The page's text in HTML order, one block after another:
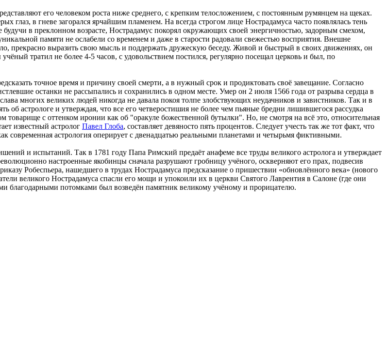
его человеком роста ниже среднего, с крепким телосложением, с постоянным румянцем на щеках.
в гневе загорался ярчайшим пламенем. На всегда строгом лице Нострадамуса часто появлялась тень
в преклонном возрасте, Нострадамус покорял окружающих своей энергичностью, задорным смехом,
памяти не ослабели со временем и даже в старости радовали свежестью восприятия. Внешне
прекрасно выразить свою мысль и поддержать дружескую беседу. Живой и быстрый в своих движениях, он
тратил не более 4-5 часов, с удовольствием постился, регулярно посещал церковь и был, по
точное время и причину своей смерти, а в нужный срок и продиктовать своё завещание. Согласно
останки не рассыпались и сохранились в одном месте. Умер он 2 июля 1566 года от разрыва сердца в
многих великих людей никогда не давала покоя толпе злобствующих неудачников и завистников. Так и в
об астрологе и утверждая, что все его четверостишия не более чем пьяные бредни лишившегося рассудка
с оттенком иронии как об "оракуле божественной бутылки". Но, не смотря на всё это, относительная
известный астролог Павел Глоба, составляет девяносто пять процентов. Следует учесть так же тот факт, что
современная астрология оперирует с двенадцатью реальными планетами и четырьмя фиктивными.
и испытаний. Так в 1781 году Папа Римский предаёт анафеме все труды великого астролога и утверждает
настроенные якобинцы сначала разрушают гробницу учёного, оскверняют его прах, подвесив
Робеспьера, нашедшего в трудах Нострадамуса предсказание о пришествии «обновлённого века» (нового
великого Нострадамуса спасли его мощи и упокоили их в церкви Святого Лаврентия в Салоне (где они
благодарными потомками был возведён памятник великому учёному и прорицателю.